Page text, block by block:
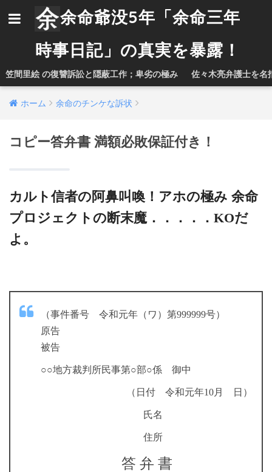
余命爺没5年「余命三年
時事日記」の真実を暴露！
笠間里絵 の復讐訴訟と隠蔽工作；卑劣の極み 佐々木亮弁護士を名
ホーム 余命のチンケな訴状
コピー答弁書 満額必敗保証付き！
カルト信者の阿鼻叫喚！アホの極み 余命
プロジェクトの断末魔．．．．．KOだ
よ。
（事件番号 令和元年（ワ）第999999号）
原告
被告
○○地方裁判所民事第○部○係 御中
（日付 令和元年10月 日）
氏名
住所
答 弁 書